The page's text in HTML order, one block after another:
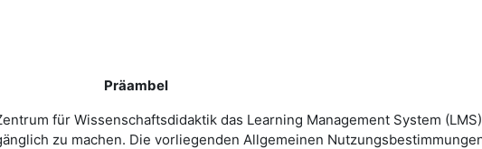
Präambel
für Wissenschaftsdidaktik das Learning Management System
zu machen. Die vorliegenden Allgemeinen